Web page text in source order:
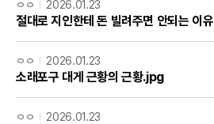
ㅇㅇ 2026.01.23
절대로 지인한테 돈 빌려주면 안되는 이유
ㅇㅇ 2026.01.23
소래포구 대게 근황의 근황.jpg
ㅇㅇ 2026.01.23